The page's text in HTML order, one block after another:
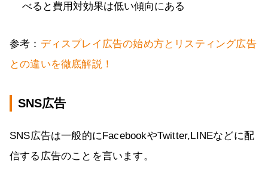
べると費用対効果は低い傾向にある
参考： ディスプレイ広告の始め方とリスティング広告
との違いを徹底解説！
SNS広告
SNS広告は一般的にFacebookやTwitter,LINEなどに配
信する広告のことを言います。